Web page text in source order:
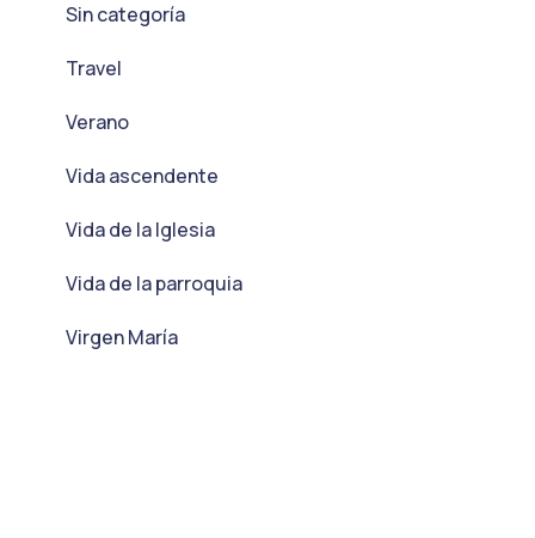
Sin categoría
Travel
Verano
Vida ascendente
Vida de la Iglesia
Vida de la parroquia
Virgen María